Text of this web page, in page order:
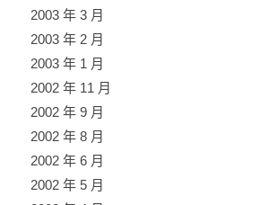
2003 年 3 月
2003 年 2 月
2003 年 1 月
2002 年 11 月
2002 年 9 月
2002 年 8 月
2002 年 6 月
2002 年 5 月